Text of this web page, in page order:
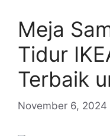
Meja
Tidur
Terbaik
November 6, 2024